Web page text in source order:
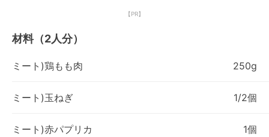
【PR】
材料（2人分）
ミート)鶏もも肉 250g
ミート)玉ねぎ 1/2個
ミート)赤パプリカ 1個